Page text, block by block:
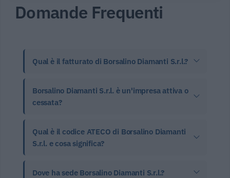
Domande Frequenti
Qual è il fatturato di Borsalino Diamanti S.r.l.?
Borsalino Diamanti S.r.l. è un'impresa attiva o
cessata?
Qual è il codice ATECO di Borsalino Diamanti
S.r.l. e cosa significa?
Dove ha sede Borsalino Diamanti S.r.l.?